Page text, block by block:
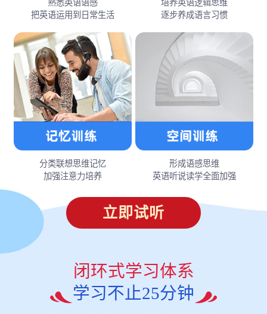
熟悉英语语感
把英语运用到日常生活
培养英语逻辑思维
逐步养成语言习惯
分类联想思维记忆
加强注意力培养
形成语感思维
英语听说读学全面加强
立即试听
闭环式学习体系
学习不止25分钟